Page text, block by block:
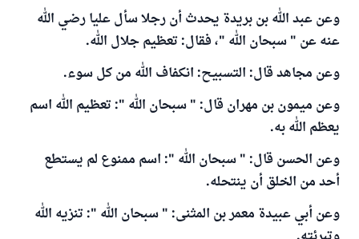
وعن عبد الله بن بريدة يحدث أن رجلا سأل عليا رضي الله
عنه عن " سبحان الله "، فقال: تعظيم جلال الله.
وعن مجاهد قال: التسبيح: انكفاف الله من كل سوء.
وعن ميمون بن مهران قال: " سبحان الله ": تعظيم الله اسم
يعظم الله به.
وعن الحسن قال: " سبحان الله ": اسم ممنوع لم يستطع
أحد من الخلق أن ينتحله.
وعن أبي عبيدة معمر بن المثنى: " سبحان الله ": تنزيه الله